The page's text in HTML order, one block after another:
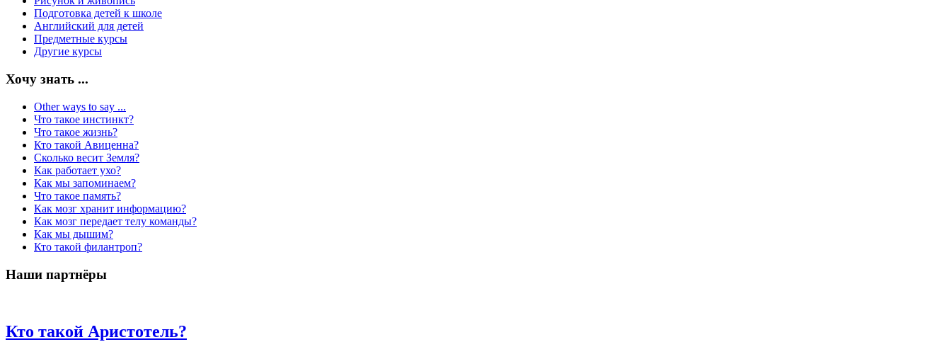
Подготовка детей к школе
Английский для детей
Предметные курсы
Другие курсы
Хочу знать ...
Other ways to say ...
Что такое инстинкт?
Что такое жизнь?
Кто такой Авиценна?
Сколько весит Земля?
Как работает ухо?
Как мы запоминаем?
Что такое память?
Как мозг хранит информацию?
Как мозг передает телу команды?
Как мы дышим?
Кто такой филантроп?
Наши партнёры
Кто такой Аристотель?